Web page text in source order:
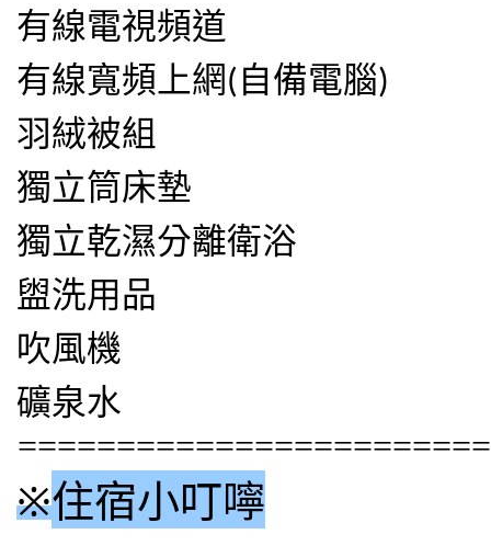
有線電視頻道
有線寬頻上網( 自備電腦)
羽絨被組
獨立筒床墊
獨立乾濕分離衛浴
盥洗用品
吹風機
礦泉水
※住宿小叮嚀